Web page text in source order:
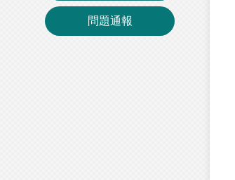
問題通報